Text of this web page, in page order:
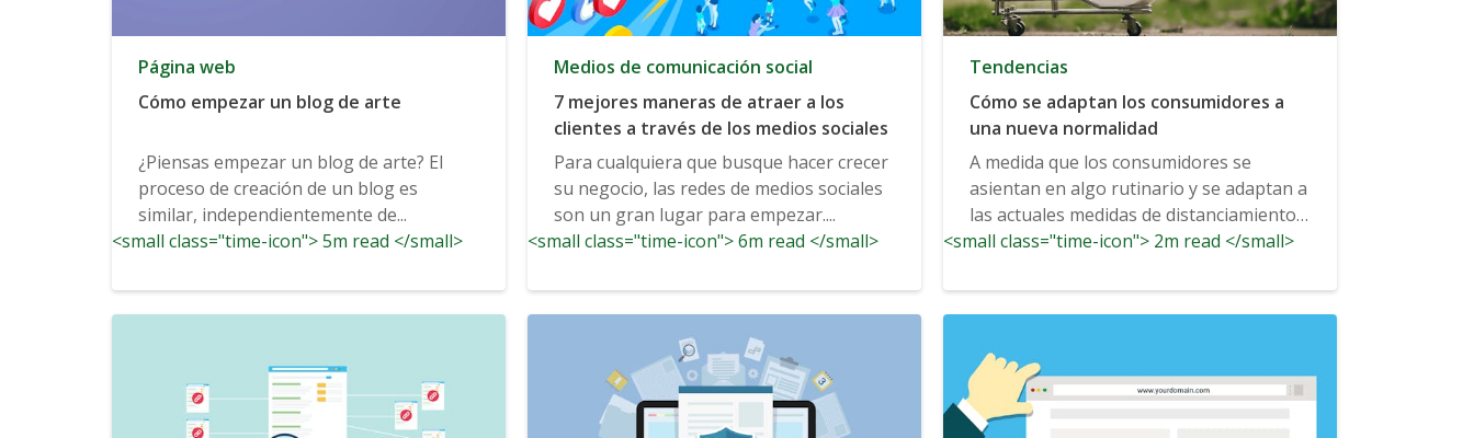
Página web
Cómo empezar un blog de arte
¿Piensas empezar un blog de arte? El
proceso de creación de un blog es
similar, independientemente de...
<small class="time-icon"> 5m read </small>
Medios de comunicación social
7 mejores maneras de atraer a los
clientes a través de los medios sociales
Para cualquiera que busque hacer crecer
su negocio, las redes de medios sociales
son un gran lugar para empezar....
<small class="time-icon"> 6m read </small>
Tendencias
Cómo se adaptan los consumidores a
una nueva normalidad
A medida que los consumidores se
asientan en algo rutinario y se adaptan a
las actuales medidas de distanciamiento
social...
<small class="time-icon"> 2m read </small>